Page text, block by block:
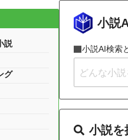
小説
小説AI検索
小説を
説
グ